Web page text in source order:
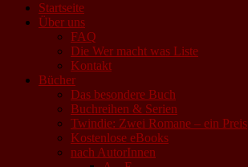
Startseite
Über uns
FAQ
Die Wer macht was Liste
Kontakt
Bücher
Das besondere Buch
Buchreihen & Serien
Twindie: Zwei Romane – ein Preis
Kostenlose eBooks
nach AutorInnen